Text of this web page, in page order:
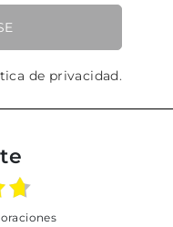
de privacidad.